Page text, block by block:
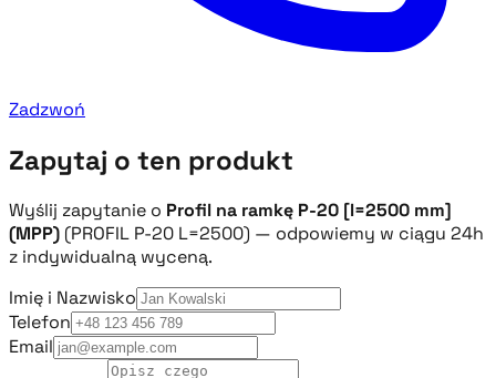
Zadzwoń
Zapytaj o ten produkt
Wyślij zapytanie o Profil na ramkę P-20 [l=2500 mm]
(MPP) (PROFIL P-20 L=2500) — odpowiemy w ciągu 24h
z indywidualną wyceną.
Imię i Nazwisko
Telefon
Email